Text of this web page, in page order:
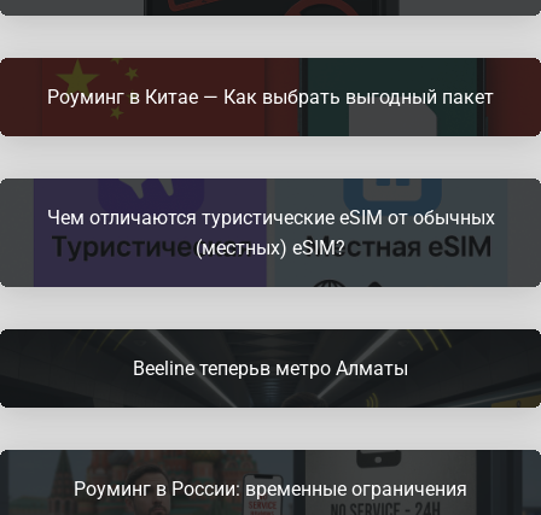
Роуминг в Китае — Как выбрать выгодный пакет
Чем отличаются туристические eSIM от обычных
(местных) eSIM?
Beeline теперьв метро Алматы
Роуминг в России: временные ограничения